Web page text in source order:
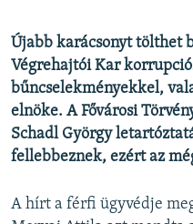
Valamennyi RFE/RL
Újabb karácsonyt tölthet
Végrehajtói Kar
bűncselekményekkel,
elnöke. A Fővárosi
Schadl György
fellebbeznek, ezért az
A hírt a férfi ügyvédje